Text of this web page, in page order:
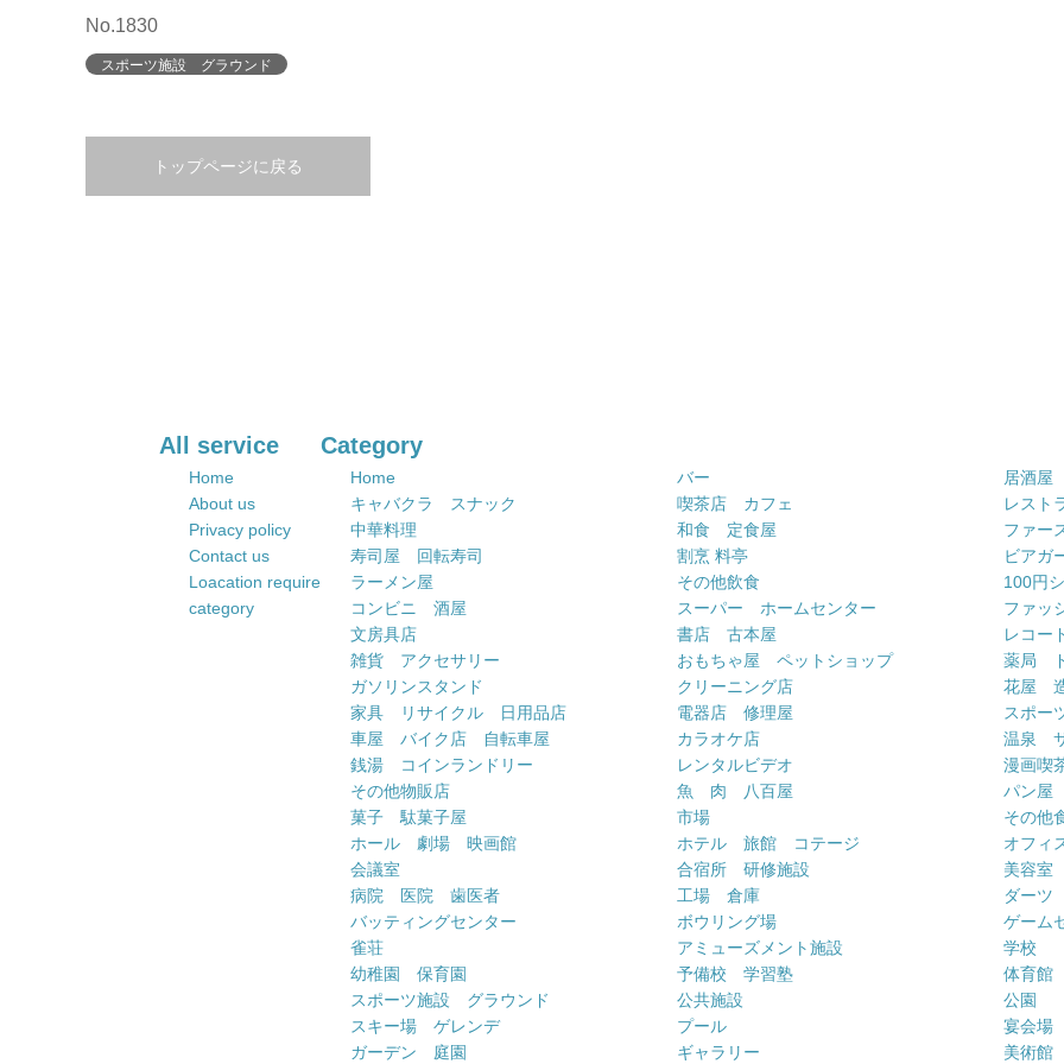
No.1830
スポーツ施設 グラウンド
トップページに戻る
All service
Home
About us
Privacy policy
Contact us
Loacation require
category
Category
Home バー
居酒屋
キャバクラ スナック
喫茶店 カフェ
レスト
中華料理
和食 定食屋
ファー
寿司屋 回転寿司
割烹 料亭
ビアガ
ラーメン屋
その他飲食
100円
コンビニ 酒屋
スーパー ホームセンター
ファッ
文房具店
書店 古本屋
レコー
雑貨 アクセサリー
おもちゃ屋 ペットショップ
薬局
ガソリンスタンド
クリーニング店
花屋
家具 リサイクル 日用品店
電器店 修理屋
スポー
車屋 バイク店 自転車屋
カラオケ店
温泉
銭湯 コインランドリー
レンタルビデオ
漫画喫
その他物販店
魚 肉 八百屋
パン屋
菓子 駄菓子屋
市場
その他
ホール 劇場 映画館
ホテル 旅館 コテージ
オフィ
会議室
合宿所 研修施設
美容室
病院 医院 歯医者
工場 倉庫
ダーツ
バッティングセンター
ボウリング場
ゲーム
雀荘
アミューズメント施設
学校
幼稚園 保育園
予備校 学習塾
体育館
スポーツ施設 グラウンド
公共施設
公園
スキー場 ゲレンデ
プール
宴会場
ガーデン 庭園
ギャラリー 美術館